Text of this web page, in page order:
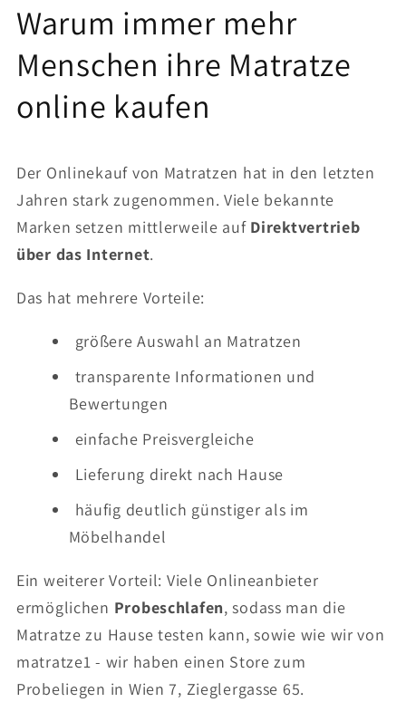
Warum immer mehr
Menschen ihre Matratze
online kaufen
Der Onlinekauf von Matratzen hat in den letzten
Jahren stark zugenommen. Viele bekannte
Marken setzen mittlerweile auf Direktvertrieb
über das Internet.
Das hat mehrere Vorteile:
größere Auswahl an Matratzen
transparente Informationen und
Bewertungen
einfache Preisvergleiche
Lieferung direkt nach Hause
häufig deutlich günstiger als im
Möbelhandel
Ein weiterer Vorteil: Viele Onlineanbieter
ermöglichen Probeschlafen, sodass man die
Matratze zu Hause testen kann, sowie wie wir von
matratze1 - wir haben einen Store zum
Probeliegen in Wien 7, Zieglergasse 65.